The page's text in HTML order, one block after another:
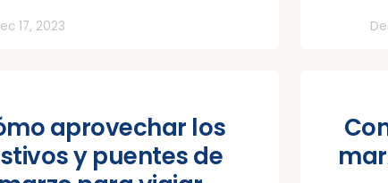
17, 2023
aprovechar los
y puentes de